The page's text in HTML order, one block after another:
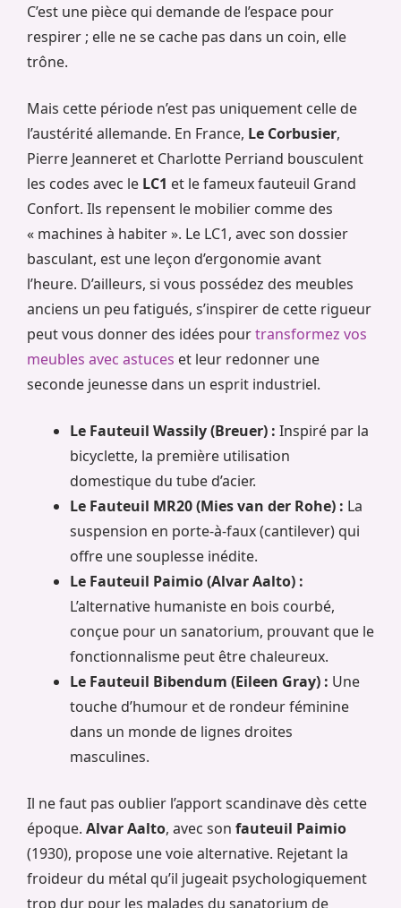
C’est une pièce qui demande de l’espace pour
respirer ; elle ne se cache pas dans un coin, elle
trône.
Mais cette période n’est pas uniquement celle de
l’austérité allemande. En France, Le Corbusier,
Pierre Jeanneret et Charlotte Perriand bousculent
les codes avec le LC1 et le fameux fauteuil Grand
Confort. Ils repensent le mobilier comme des
« machines à habiter ». Le LC1, avec son dossier
basculant, est une leçon d’ergonomie avant
l’heure. D’ailleurs, si vous possédez des meubles
anciens un peu fatigués, s’inspirer de cette rigueur
peut vous donner des idées pourtransformez vos
meubles avec astuces et leur redonner une
seconde jeunesse dans un esprit industriel.
Le Fauteuil Wassily (Breuer) : Inspiré par la
bicyclette, la première utilisation
domestique du tube d’acier.
Le Fauteuil MR20 (Mies van der Rohe) : La
suspension en porte-à-faux (cantilever) qui
offre une souplesse inédite.
Le Fauteuil Paimio (Alvar Aalto) :
L’alternative humaniste en bois courbé,
conçue pour un sanatorium, prouvant que le
fonctionnalisme peut être chaleureux.
Le Fauteuil Bibendum (Eileen Gray) : Une
touche d’humour et de rondeur féminine
dans un monde de lignes droites
masculines.
Il ne faut pas oublier l’apport scandinave dès cette
époque. Alvar Aalto, avec son fauteuil Paimio
(1930), propose une voie alternative. Rejetant la
froideur du métal qu’il jugeait psychologiquement
trop dur pour les malades du sanatorium de